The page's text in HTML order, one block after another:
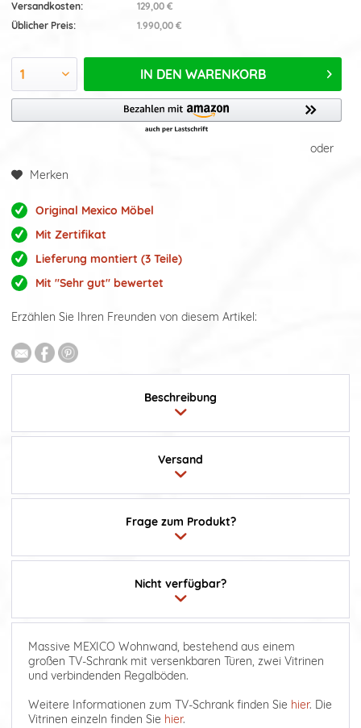
Versandkosten:
129,00 €
Üblicher Preis:
1.990,00 €
IN DEN WARENKORB
oder
Merken
Original Mexico Möbel
Mit Zertifikat
Lieferung montiert (3 Teile)
Mit "Sehr gut" bewertet
Erzählen Sie Ihren Freunden von diesem Artikel:
Beschreibung
Frage zum Produkt?
Versand
Nicht verfügbar?
Massive MEXICO Wohnwand, bestehend aus einem
großen TV-Schrank mit versenkbaren Türen, zwei Vitrinen
und verbindenden Regalböden.
Weitere Informationen zum TV-Schrank finden Sie hier. Die
Vitrinen einzeln finden Sie hier.